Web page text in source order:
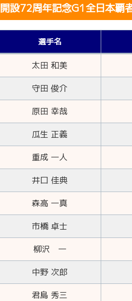
開設72周年記念G1全日本覇
選手名
太田 和美
守田 俊介
原田 幸哉
瓜生 正義
重成 一人
井口 佳典
森高 一真
市橋 卓士
柳沢 一
中野 次郎
君島 秀三